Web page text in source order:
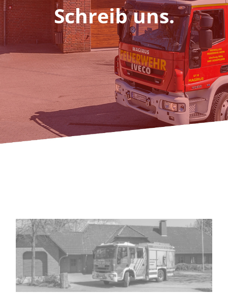
Fördern & Spenden
Historie
Jugendfeuerwehr
Schreib uns.
20.11.2025 BMA Edeka Markt